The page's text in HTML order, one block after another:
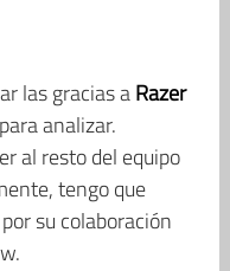
las gracias aRazer
analizar.
al resto del equipo
tengo que
su colaboración